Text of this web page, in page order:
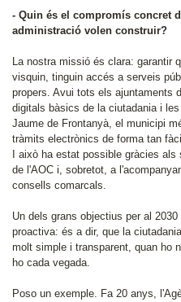
- Quin és el compromís concret
administració volen construir?
La nostra missió és clara: garantir
visquin, tinguin accés a serveis
propers. Avui tots els ajuntaments
digitals bàsics de la ciutadania i
Jaume de Frontanyà, el municipi
tràmits electrònics de forma tan
I això ha estat possible gràcies
de l'AOC i, sobretot, a
consells comarcals.
Un dels grans objectius per al
proactiva: és a dir, que la
molt simple i transparent, quan ho
ho cada vegada.
Poso un exemple. Fa 20 anys,